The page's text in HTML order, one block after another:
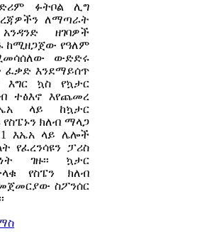
ፉትቦል ሊግ
ለማጣራት
ዘገባዎች
ከሚዘጋጀው የዓለም
ውድድሩ
ፈቃድ እንደማይሰጥ
እግር ኳስ የኳታር
ተፅእኖ እየጨመረ
ላይ ከኳታር
ክለብ ማላጋ
እኤአ ላይ ሌሎች
የፈረንሳዩን ፓሪስ
ገዙ፡፡ ኳታር
የስፔን ክለብ
ስፖንሰር